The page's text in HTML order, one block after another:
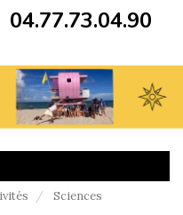
04.77.73.04.90
Sciences